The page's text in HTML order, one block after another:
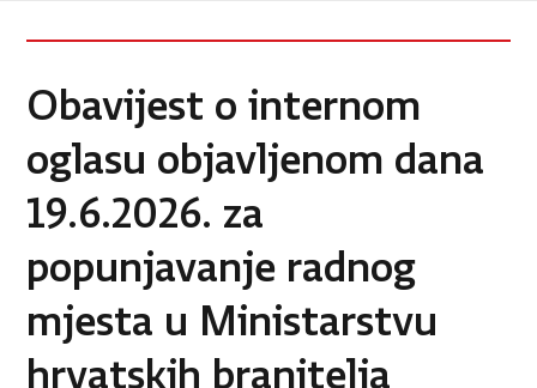
Obavijest o internom
oglasu objavljenom dana
19.6.2026. za
popunjavanje radnog
mjesta u Ministarstvu
hrvatskih branitelja